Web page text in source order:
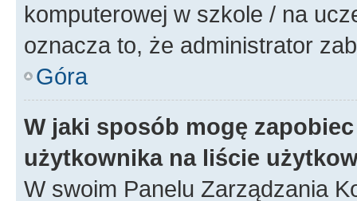
komputerowej w szkole / na
oznacza to, że administrator
Góra
W jaki sposób mogę
użytkownika na liście
W swoim Panelu Zarządzania